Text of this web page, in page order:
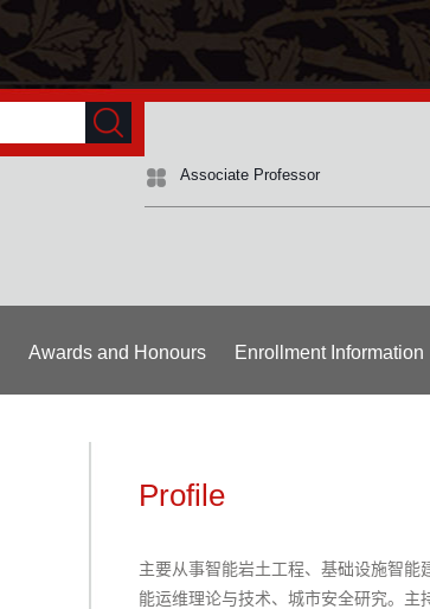
Associate Professor
Awards and Honours Enrollment Information
Profile
主要从事智能岩土工程、基础设施智能
能运维理论与技术、城市安全研究。主